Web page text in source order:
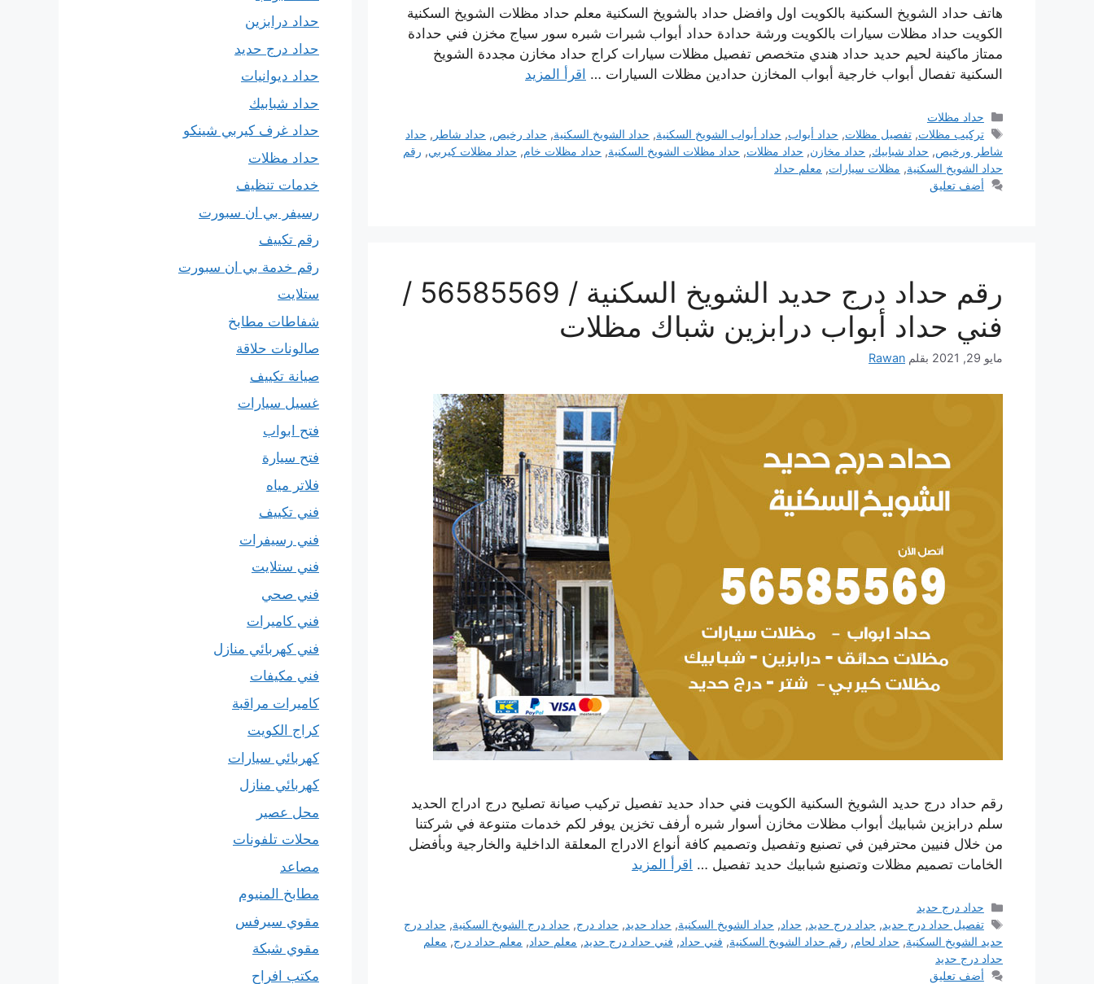
هاتف حداد الشويخ السكنية بالكويت اول وافضل حداد بالشويخ السكنية معلم حداد مظلات الشويخ السكنية
الكويت حداد مظلات سيارات بالكويت ورشة حدادة حداد أبواب شبرات شبره سور سياج مخزن فني حدادة
ممتاز ماكينة لحيم حديد حداد هندي متخصص تفصيل مظلات سيارات كراج حداد مخازن مجددة الشويخ
السكنية تفصال أبواب خارجية أبواب المخازن حدادين مظلات السيارات … اقرأ المزيد
التصنيفات
حداد مظلات
الوسوم
تركيب مظلات,تفصيل مظلات, حداد أبواب, حداد أبواب الشويخ السكنية, حداد الشويخ السكنية, حداد رخيص, حداد شاطر , حداد
شاطر ورخيص, حداد شبابيك, حداد مخازن, حداد مظلات, حداد مظلات الشويخ السكنية, حداد مظلات خام, حداد مظلات كيربي, رقم
حداد الشويخ السكنية, مظلات سيارات, معلم حداد
أضف تعليق
رقم حداد درج حديد الشويخ السكنية / 56585569 /
فني حداد أبواب درابزين شباك مظلات
مايو 29, 2021 بقلم Rawan
رقم حداد درج حديد الشويخ السكنية الكويت فني حداد حديد تفصيل تركيب صيانة تصليح درج ادراج الحديد
سلم درابزين شبابيك أبواب مظلات مخازن أسوار شبره أرفف تخزين يوفر لكم خدمات متنوعة في شركتنا
من خلال فنيين محترفين في تصنيع وتفصيل وتصميم كافة أنواع الادراج المعلقة الداخلية والخارجية وبأفضل
الخامات تصميم مظلات وتصنيع شبابيك حديد تفصيل … اقرأ المزيد
التصنيفات
حداد درج حديد
الوسوم
تفصيل حداد درج حديد, جداد درج حديد, حداد, حداد الشويخ السكنية, حداد حديد, حداد درج, حداد درج الشويخ السكنية, حداد درج
حديد الشويخ السكنية, حداد لحام, رقم حداد الشويخ السكنية, فني حداد, فني حداد درج حديد, معلم حداد, معلم حداد درج, معلم
حداد درج حديد
أضف تعليق
حداد درابزين
حداد درج حديد
حداد ديوانيات
حداد شبابيك
حداد غرف كيربي شينكو
حداد مظلات
خدمات تنظيف
رسيفر بي ان سبورت
رقم تكييف
رقم خدمة بي ان سبورت
ستلايت
شفاطات مطابخ
صالونات حلاقة
صيانة تكييف
غسيل سيارات
فتح ابواب
فتح سيارة
فلاتر مياه
فني تكييف
فني رسيفرات
فني ستلايت
فني صحي
فني كاميرات
فني كهربائي منازل
فني مكيفات
كاميرات مراقبة
كراج الكويت
كهربائي سيارات
كهربائي منازل
محل عصير
محلات تلفونات
مصاعد
مطابخ المنيوم
مقوي سيرفس
مقوي شبكة
مكتب افراح